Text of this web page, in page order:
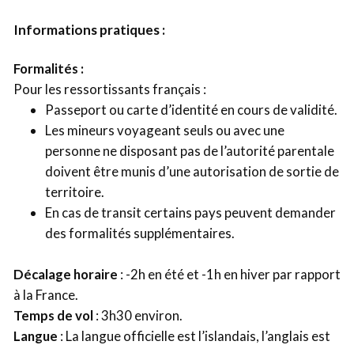
Informations pratiques :
Formalités :
Pour les ressortissants français :
Passeport ou carte d’identité en cours de validité.
Les mineurs voyageant seuls ou avec une
personne ne disposant pas de l’autorité parentale
doivent être munis d’une autorisation de sortie de
territoire.
En cas de transit certains pays peuvent demander
des formalités supplémentaires.
Décalage horaire : -2h en été et -1h en hiver par rapport
à la France.
Temps de vol: 3h30 environ.
Langue : La langue officielle est l’islandais, l’anglais est